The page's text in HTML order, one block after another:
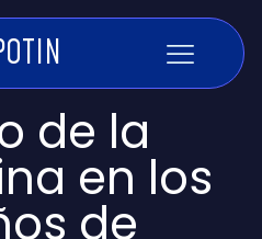
de la
en los
de